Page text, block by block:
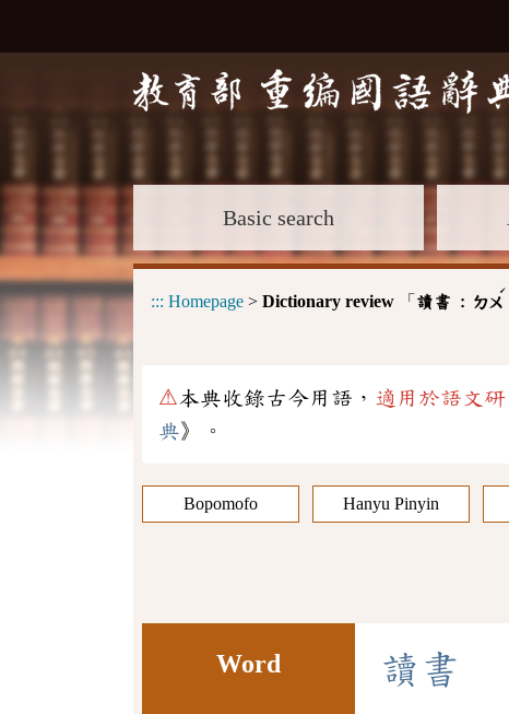
Basic search
::: Homepage > Dictionary review 「 讀書 : ㄉㄨ
ˊ
⚠本典收錄古今用語， 適用於語文
典》。
Bopomofo Hanyu Pinyin
Word 讀 書